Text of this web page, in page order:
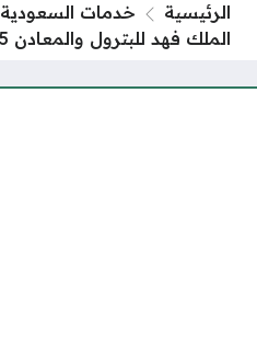
الرئيسية خدمات السعودية
الملك فهد للبترول والمعادن 2025